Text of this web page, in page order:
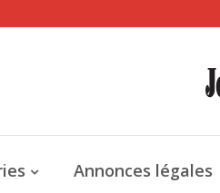
Annonces légales